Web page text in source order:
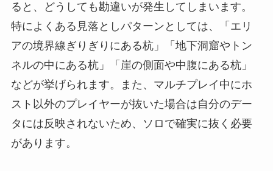
ると、どうしても勘違いが発生してしまいます。
特によくある見落としパターンとしては、「エリ
アの境界線ぎりぎりにある杭」「地下洞窟やトン
ネルの中にある杭」「崖の側面や中腹にある杭」
などが挙げられます。また、マルチプレイ中にホ
スト以外のプレイヤーが抜いた場合は自分のデー
タには反映されないため、ソロで確実に抜く必要
があります。